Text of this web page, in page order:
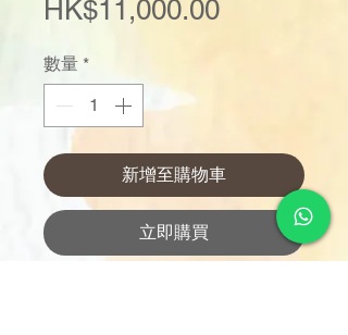
HK$11,000.00價
數量 *
新增至購物車
立即購買